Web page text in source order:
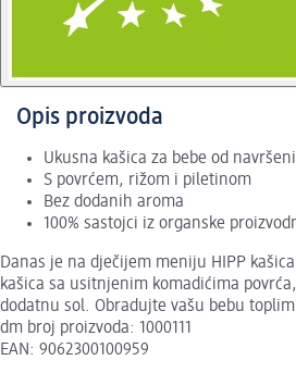
Opis proizvoda
Ukusna kašica za bebe od
S povrćem, rižom i piletinom
Bez dodanih aroma
100% sastojci iz organske
Danas je na dječijem meniju HIPP
kašica sa usitnjenim komadićima
dodatnu sol. Obradujte vašu bebu
dm broj proizvoda: 1000111
EAN: 9062300100959